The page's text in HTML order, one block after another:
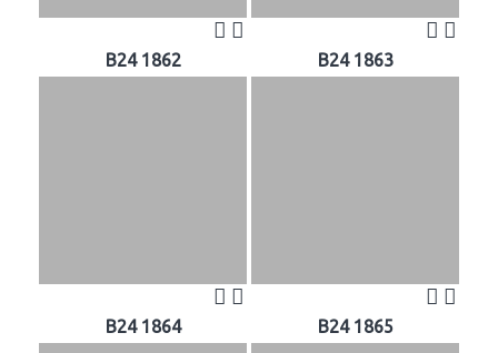
B24 1862 B24 1863
B24 1864 B24 1865